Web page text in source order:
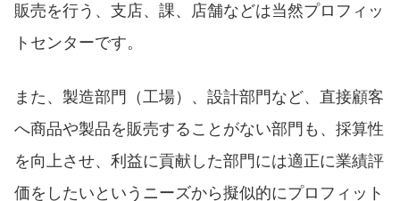
販売を行う、支店、課、店舗などは当然プロフィッ
トセンターです。
また、製造部門（工場）、設計部門など、直接顧客
へ商品や製品を販売することがない部門も、採算性
を向上させ、利益に貢献した部門には適正に業績評
価をしたいというニーズから擬似的にプロフィット